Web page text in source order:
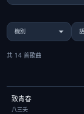
共 14 首歌曲
致青春
八三夭